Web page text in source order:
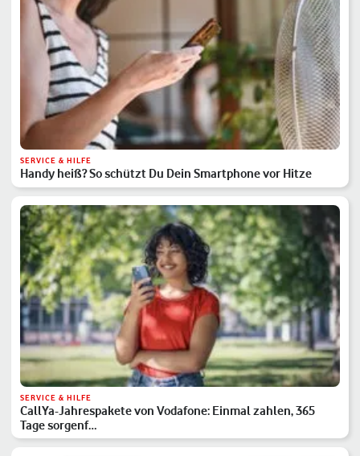
SERVICE & HILFE
Handy heiß? So schützt Du Dein Smartphone vor Hitze
SERVICE & HILFE
CallYa-Jahrespakete von Vodafone: Einmal zahlen, 365
Tage sorgenf…